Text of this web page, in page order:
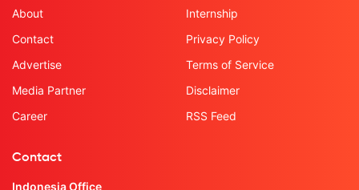
About
Contact
Advertise
Media Partner
Career
Internship
Privacy Policy
Terms of Service
Disclaimer
RSS Feed
Contact
Indonesia Office